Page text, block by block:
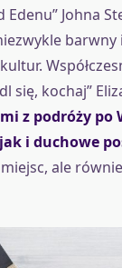
Johna
barwny
się, kochaj”
z podróży po
i duchowe
ale